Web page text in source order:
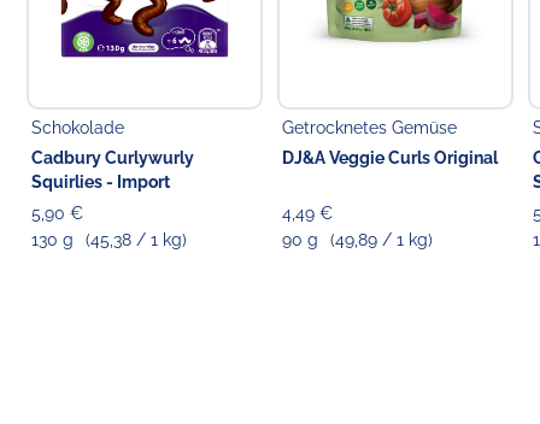
Schokolade
Cadbury Curlywurly
Squirlies - Import
5,90 €
130 g
(45,38 / 1 kg)
Getrocknetes Gemüse
DJ&A Veggie Curls Original
4,49 €
90 g
(49,89 / 1 kg)